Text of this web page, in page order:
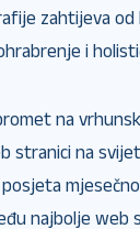
zahtijeva od
i
na
stranici na
mjesečno
najbolje web